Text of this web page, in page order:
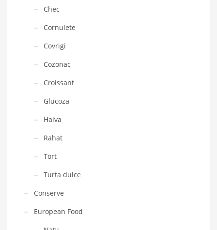
Chec
Cornulete
Covrigi
Cozonac
Croissant
Glucoza
Halva
Rahat
Tort
Turta dulce
Conserve
European Food